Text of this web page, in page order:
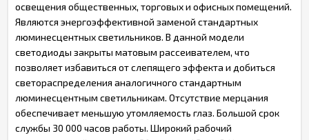
освещения общественных, торговых и офисных помещений.
Являются энергоэффективной заменой стандартных
люминесцентных светильников. В данной модели
светодиоды закрыты матовым рассеивателем, что
позволяет избавиться от слепящего эффекта и добиться
светораспределения аналогичного стандартным
люминесцентным светильникам. Отсутствие мерцания
обеспечивает меньшую утомляемость глаз. Большой срок
службы 30 000 часов работы. Широкий рабочий